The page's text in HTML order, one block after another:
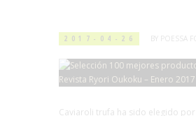
2017-04-26 BY POESSA
Caviaroli trufa ha sido elegido por